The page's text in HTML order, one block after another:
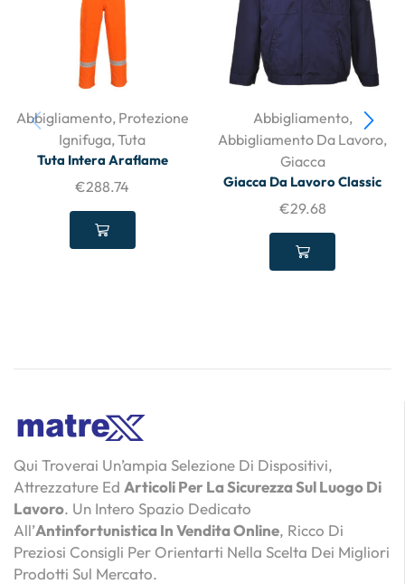
Abbigliamento, Protezione
Ignifuga,Tuta
Tuta Intera Araflame
€288.74
Abbigliamento,
Abbigliamento Da Lavoro,
Giacca
Giacca Da Lavoro Classic
€29.68
Qui Troverai Un’ampia Selezione Di Dispositivi,
Attrezzature Ed Articoli Per La Sicurezza Sul Luogo Di
Lavoro. Un Intero Spazio Dedicato
All’Antinfortunistica In Vendita Online, Ricco Di
Preziosi Consigli Per Orientarti Nella Scelta Dei Migliori
Prodotti Sul Mercato.